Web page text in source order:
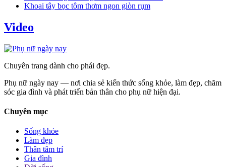
Khoai tây bọc tôm thơm ngon giòn rụm
Video
Chuyên trang dành cho phái đẹp.
Phụ nữ ngày nay — nơi chia sẻ kiến thức sống khỏe, làm đẹp, chăm
sóc gia đình và phát triển bản thân cho phụ nữ hiện đại.
Chuyên mục
Sống khỏe
Làm đẹp
Thân tâm trí
Gia đình